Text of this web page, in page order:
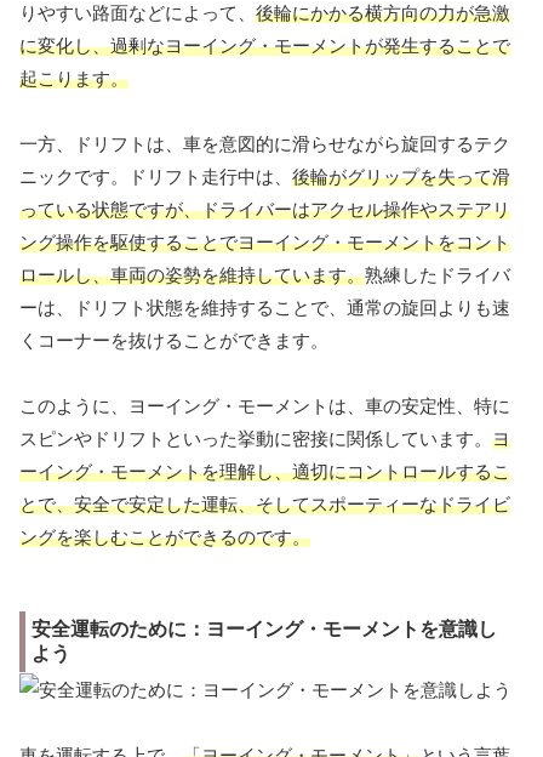
りやすい路面などによって、 後輪にかかる横方向の力が急激
に変化し、過剰なヨーイング・モーメントが発生することで
起こります。
一方、ドリフトは、車を意図的に滑らせながら旋回するテク
ニックです。ドリフト走行中は、 後輪がグリップを失って滑
っている状態ですが、ドライバーはアクセル操作やステアリ
ング操作を駆使することでヨーイング・モーメントをコント
ロールし、車両の姿勢を維持しています。熟練したドライバ
ーは、ドリフト状態を維持することで、通常の旋回よりも速
くコーナーを抜けることができます。
このように、ヨーイング・モーメントは、車の安定性、特に
スピンやドリフトといった挙動に密接に関係しています。 ヨ
ーイング・モーメントを理解し、適切にコントロールするこ
とで、安全で安定した運転、そしてスポーティーなドライビ
ングを楽しむことができるのです。
安全運転のために：ヨーイング・モーメントを意識し
よう